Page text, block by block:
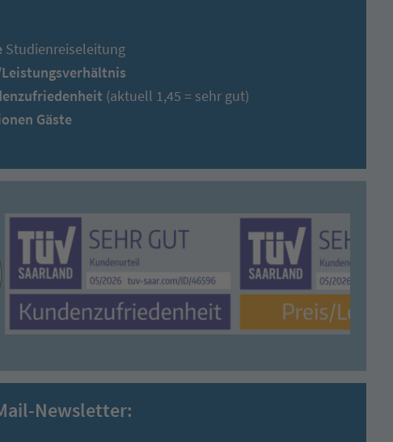
Studienreiseleitung
(aktuell 1,45 = sehr gut)
Gäste
Newsletter: